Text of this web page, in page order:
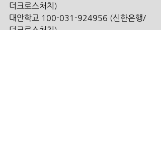
더크로스처치)
대안학교 100-031-924956 (신한은행/
더크로스처치)